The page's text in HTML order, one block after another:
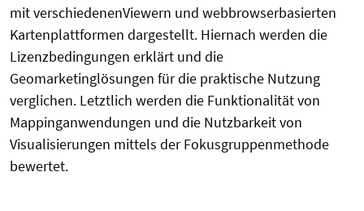
mit verschiedenenViewern und webbrowserbasierten
Kartenplattformen dargestellt. Hiernach werden die
Lizenzbedingungen erklärt und die
Geomarketinglösungen für die praktische Nutzung
verglichen. Letztlich werden die Funktionalität von
Mappinganwendungen und die Nutzbarkeit von
Visualisierungen mittels der Fokusgruppenmethode
bewertet.